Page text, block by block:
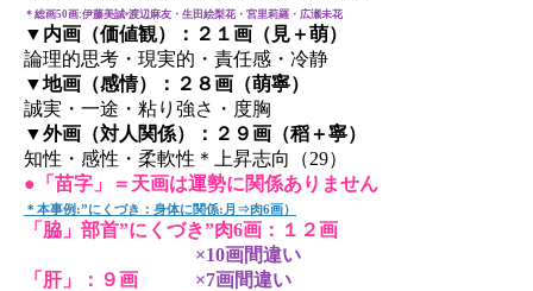
＊総画50画:伊藤美誠‣渡辺麻友・生田絵梨花・宮里莉羅・広瀬未花
▼内画（価値観）：２１画（見＋萌）
論理的思考・現実的・責任感・冷静
▼地画（感情）：２８画（萌寧）
誠実・一途・粘り強さ・度胸
▼外画（対人関係）：２９画（稻＋寧）
知性・感性・柔軟性＊上昇志向（29）
●「苗字」＝天画は運勢に関係ありません
＊本事例:”にくづき：身体に関係:月⇒肉6画）
「脇」部首”にくづき”肉6画：１２画
×10画間違い
「肝」：９画
×7画間違い